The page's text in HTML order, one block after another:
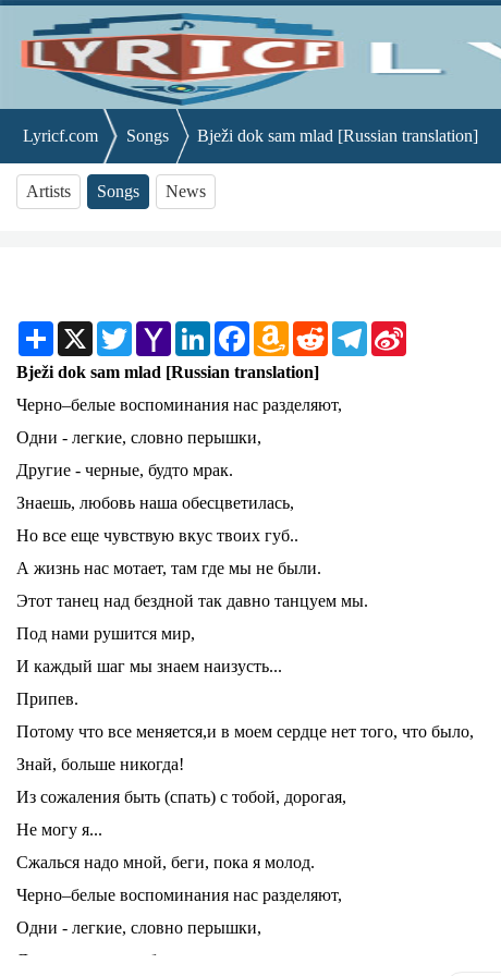
Lyricf.com Songs Bježi dok sam mlad [Russian translation]
Artists Songs News
Share X TwitterYahoo
Mail
LinkedInFacebookAmazon
Wish
List
RedditTelegram
Bježi dok sam mlad [Russian translation]
Черно–белые воспоминания нас разделяют,
Одни - легкие, словно перышки,
Другие - черные, будто мрак.
Знаешь, любовь наша обесцветилась,
Но все еще чувствую вкус твоих губ..
А жизнь нас мотает, там где мы не были.
Этот танец над бездной так давно танцуем мы.
Под нами рушится мир,
И каждый шаг мы знаем наизусть...
Припев.
Потому что все меняется,и в моем сердце нет того, что было,
Знай, больше никогда!
Из сожаления быть (спать) с тобой, дорогая,
Не могу я...
Сжалься надо мной, беги, пока я молод.
Черно–белые воспоминания нас разделяют,
Одни - легкие, словно перышки,
Другие - черные, будто мрак.